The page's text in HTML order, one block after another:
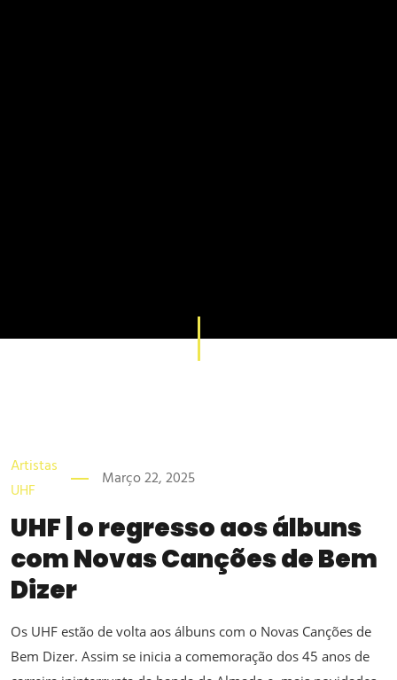
Artistas
UHF
Março 22, 2025
UHF | o regresso aos álbuns
com Novas Canções de Bem
Dizer
Os UHF estão de volta aos álbuns com o Novas Canções de
Bem Dizer. Assim se inicia a comemoração dos 45 anos de